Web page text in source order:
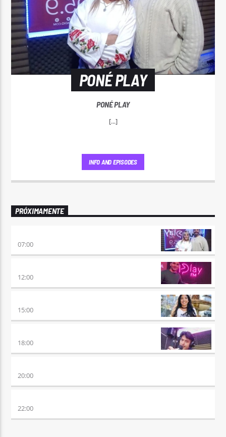
PONÉ PLAY
PONÉ PLAY
[...]
INFO AND EPISODES
PRÓXIMAMENTE
07:00
12:00
15:00
18:00
20:00
22:00